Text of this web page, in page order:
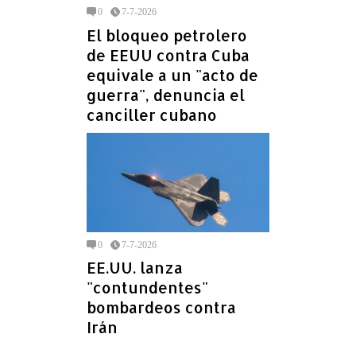
0 7-7-2026
El bloqueo petrolero
de EEUU contra Cuba
equivale a un "acto de
guerra", denuncia el
canciller cubano
0 7-7-2026
EE.UU. lanza
"contundentes"
bombardeos contra
Irán